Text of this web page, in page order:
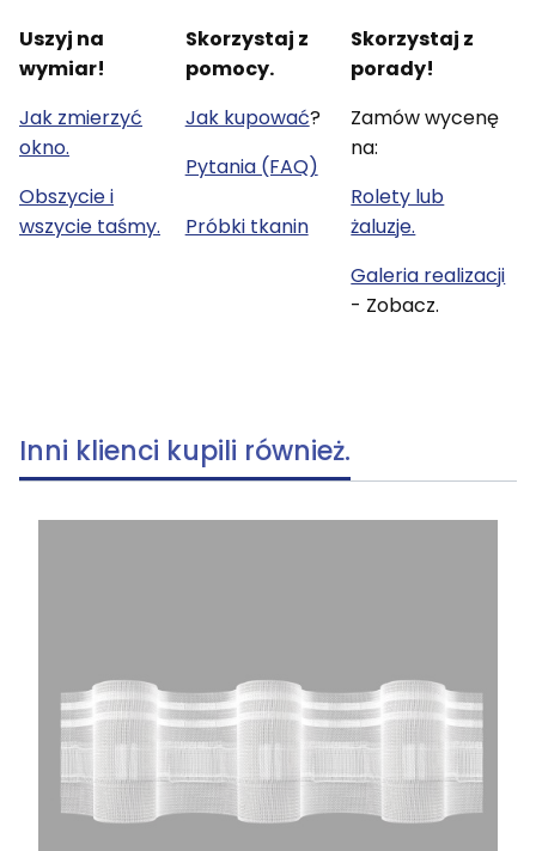
Uszyj na
wymiar!
Jak zmierzyć
okno.
Obszycie i
wszycie taśmy.
Skorzystaj z
pomocy.
Jak kupować?
Pytania (FAQ)
Próbki tkanin
Skorzystaj z
porady!
Zamów wycenę
na:
Rolety lub
żaluzje.
Galeria realizacji
- Zobacz.
Inni klienci kupili również.